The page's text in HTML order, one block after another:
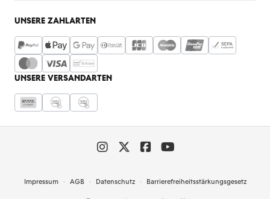
UNSERE ZAHLARTEN
UNSERE VERSANDARTEN
Impressum AGB Datenschutz Barrierefreiheitsstärkungsgesetz